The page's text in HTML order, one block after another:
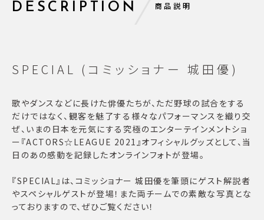
DESCRIPTION 商品説明
SPECIAL (コミッショナー 城田優)
歌やダンスなどに長けた俳優たちが、ただ野球の試合をする
だけではなく、観客を魅了する様々なパフォーマンスを織り交
ぜ、いまの日本を元気にする究極のエンターテインメントショ
ー『ACTORS☆LEAGUE 2021』オフィシャルグッズとして、当
日のあの感動を記録したオンラインフォトが登場。
『SPECIAL』は、コミッショナー 城田優を筆頭にゲスト解説者
やスペシャルゲストが登場！また両チームでの素敵な写真とな
っておりますので、ぜひご覧ください！